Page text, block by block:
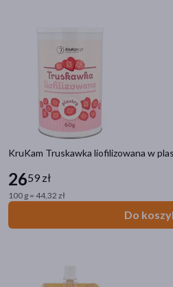
KruKam Truskawka liofilizowana w
2659 zł
100 g = 44,32 zł
Do